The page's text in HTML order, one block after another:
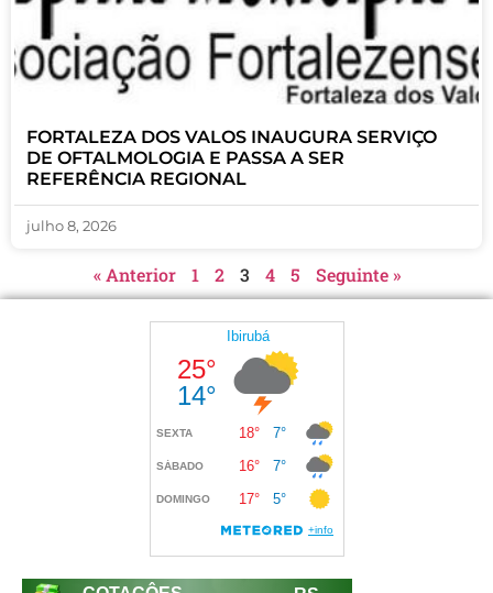
FORTALEZA DOS VALOS INAUGURA SERVIÇO
DE OFTALMOLOGIA E PASSA A SER
REFERÊNCIA REGIONAL
julho 8, 2026
« Anterior 1 2 3 4 5 Seguinte »